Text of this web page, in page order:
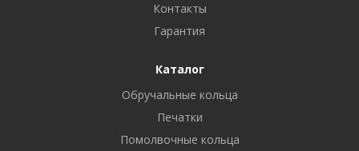
Контакты
Гарантия
Каталог
Обручальные кольца
Печатки
Помолвочные кольца